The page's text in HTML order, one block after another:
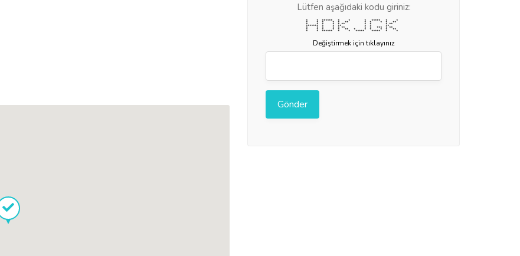
Lütfen aşağıdaki kodu giriniz:
* * ****** * * * ***** * *
* * * * * ** * * * * **
* * * * * ** * * * **
******* * * ** * * **
* * * * * ** * * *** * **
* * * * * ** * * * * * **
* * ****** * * ***** ***** * *
Değiştirmek için tıklayınız